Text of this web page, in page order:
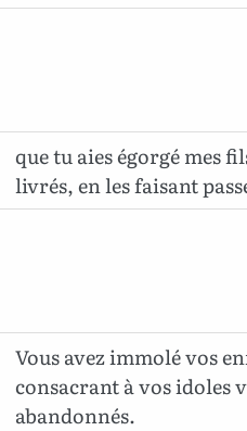
que tu aies égorgé mes
livrés, en les faisant
Vous avez immolé vos
consacrant à vos idoles
abandonnés.